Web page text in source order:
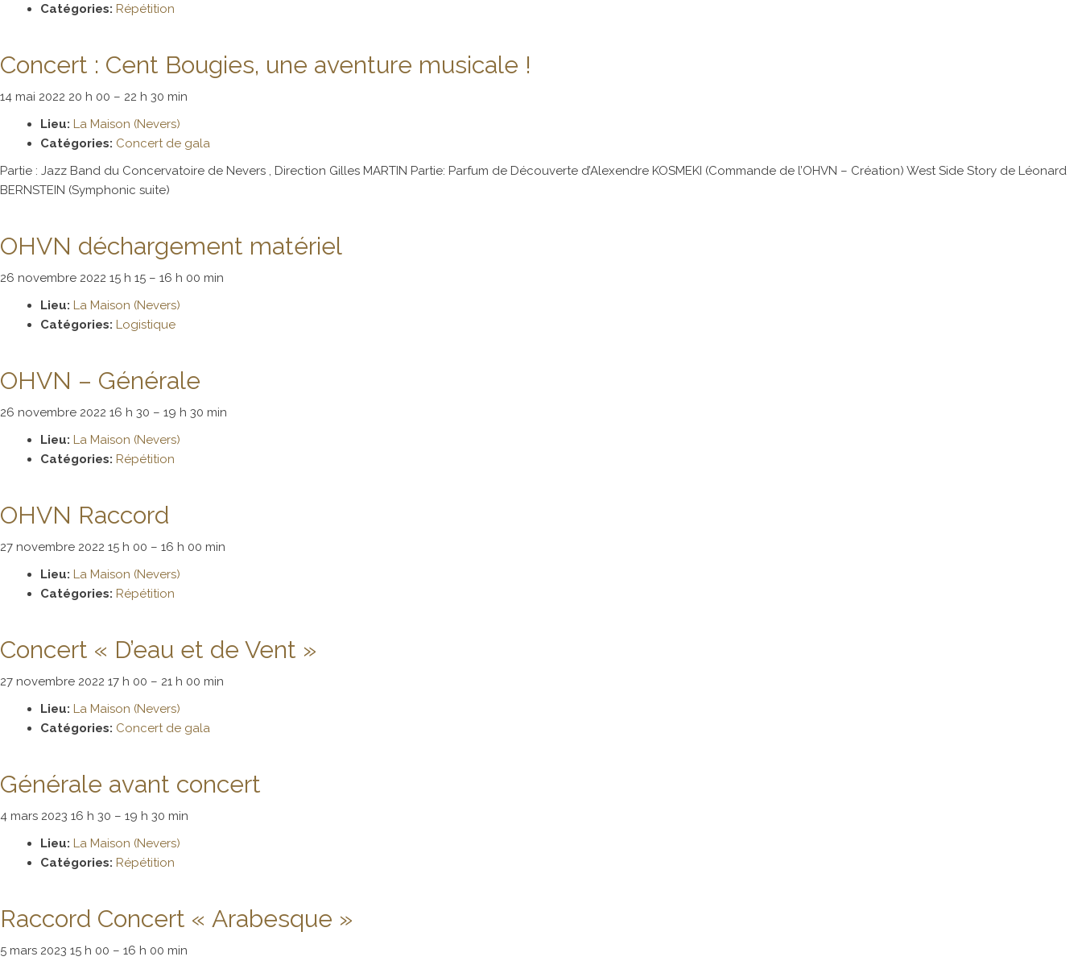
Catégories: Répétition
Concert : Cent Bougies, une aventure musicale !
14 mai 2022 20 h 00 – 22 h 30 min
Lieu: La Maison (Nevers)
Catégories: Concert de gala
Partie : Jazz Band du Concervatoire de Nevers , Direction Gilles MARTIN Partie: Parfum de Découverte d’Alexendre KOSMEKI (Commande de l’OHVN – Création) West Side Story de Léonard
BERNSTEIN (Symphonic suite)
OHVN déchargement matériel
26 novembre 2022 15 h 15 – 16 h 00 min
Lieu: La Maison (Nevers)
Catégories: Logistique
OHVN – Générale
26 novembre 2022 16 h 30 – 19 h 30 min
Lieu: La Maison (Nevers)
Catégories: Répétition
OHVN Raccord
27 novembre 2022 15 h 00 – 16 h 00 min
Lieu: La Maison (Nevers)
Catégories: Répétition
Concert « D’eau et de Vent »
27 novembre 2022 17 h 00 – 21 h 00 min
Lieu: La Maison (Nevers)
Catégories: Concert de gala
Générale avant concert
4 mars 2023 16 h 30 – 19 h 30 min
Lieu: La Maison (Nevers)
Catégories: Répétition
Raccord Concert « Arabesque »
5 mars 2023 15 h 00 – 16 h 00 min